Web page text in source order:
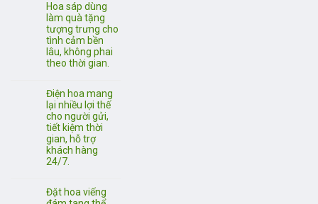
Hoa sáp dùng
làm quà tặng
tượng trưng cho
tình cảm bền
lâu, không phai
theo thời gian.
Điện hoa mang
lại nhiều lợi thế
cho người gửi,
tiết kiệm thời
gian, hỗ trợ
khách hàng
24/7.
Đặt hoa viếng